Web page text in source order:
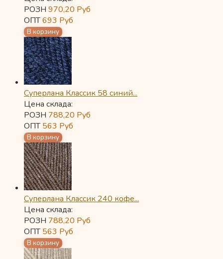
РОЗН 970,20 Руб
ОПТ693 Руб
Суперлана Классик 58 синий...
Цена склада:
РОЗН 788,20 Руб
ОПТ563 Руб
Суперлана Классик 240 кофе...
Цена склада:
РОЗН 788,20 Руб
ОПТ563 Руб